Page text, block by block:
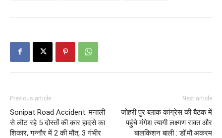
Previous article
Sonipat Road Accident: मनाली
से लौट रहे 5 दोस्तों की कार हादसे का
शिकार, गन्नौर में 2 की मौत, 3 गंभीर
Next article
जोहरी पुर ब्लाक कांग्रेस की बैठक में
पहुंचे मंगेश त्यागी लक्ष्मण रावत और
बालकिशन बाली : डॉ.मौ.अकरम